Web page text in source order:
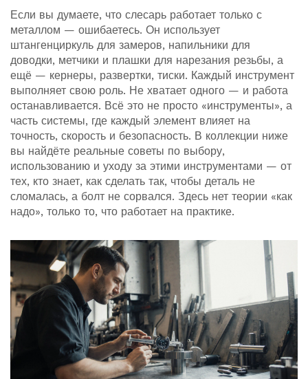
Если вы думаете, что слесарь работает только с
металлом — ошибаетесь. Он использует
штангенциркуль для замеров, напильники для
доводки, метчики и плашки для нарезания резьбы, а
ещё — кернеры, развертки, тиски. Каждый инструмент
выполняет свою роль. Не хватает одного — и работа
останавливается. Всё это не просто «инструменты», а
часть системы, где каждый элемент влияет на
точность, скорость и безопасность. В коллекции ниже
вы найдёте реальные советы по выбору,
использованию и уходу за этими инструментами — от
тех, кто знает, как сделать так, чтобы деталь не
сломалась, а болт не сорвался. Здесь нет теории «как
надо», только то, что работает на практике.